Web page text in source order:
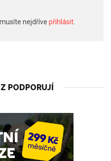
nejdříve přihlásit
PODPORUJÍ